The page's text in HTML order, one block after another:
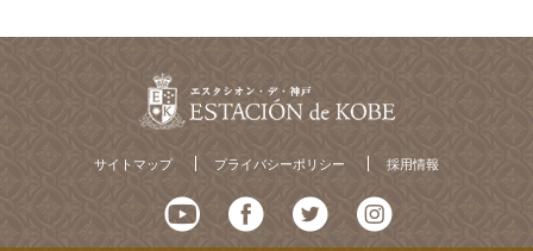
サイトマップ プライバシーポリシー 採用情報